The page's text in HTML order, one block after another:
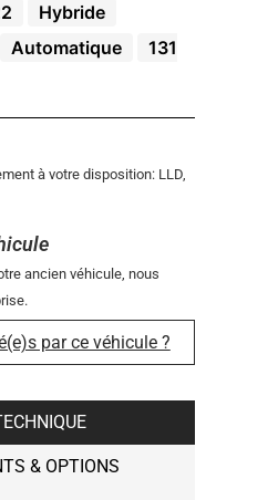
Hybride
Automatique
131
à votre disposition: LLD,
ancien véhicule, nous
par ce véhicule ?
& OPTIONS